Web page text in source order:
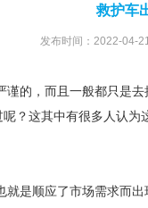
救护车
发布时间：2022-04-
的，而且一般都只是
？这其中有很多人认
是顺应了市场需求而